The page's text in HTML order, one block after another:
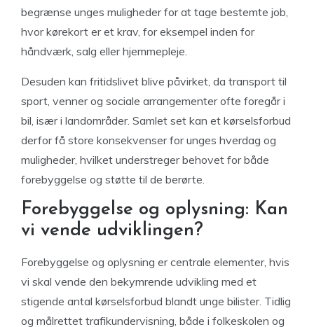
begrænse unges muligheder for at tage bestemte job,
hvor kørekort er et krav, for eksempel inden for
håndværk, salg eller hjemmepleje.
Desuden kan fritidslivet blive påvirket, da transport til
sport, venner og sociale arrangementer ofte foregår i
bil, især i landområder. Samlet set kan et kørselsforbud
derfor få store konsekvenser for unges hverdag og
muligheder, hvilket understreger behovet for både
forebyggelse og støtte til de berørte.
Forebyggelse og oplysning: Kan
vi vende udviklingen?
Forebyggelse og oplysning er centrale elementer, hvis
vi skal vende den bekymrende udvikling med et
stigende antal kørselsforbud blandt unge bilister. Tidlig
og målrettet trafikundervisning, både i folkeskolen og